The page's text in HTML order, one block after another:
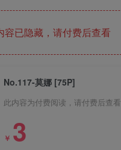
已隐藏，请付费后查看
No.117-莫娜 [75P]
此内容为付费阅读，请付费后查看
￥ 3